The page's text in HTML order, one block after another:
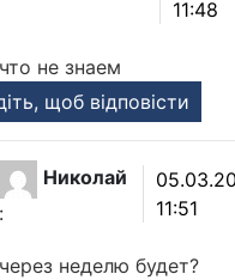
11:48
не знаем
щоб відповісти
Николай
:
11:51
через неделю будет?